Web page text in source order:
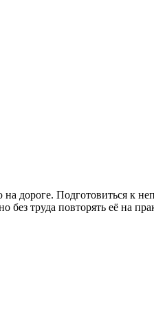
на дороге. Подготовиться к
без труда повторять её на